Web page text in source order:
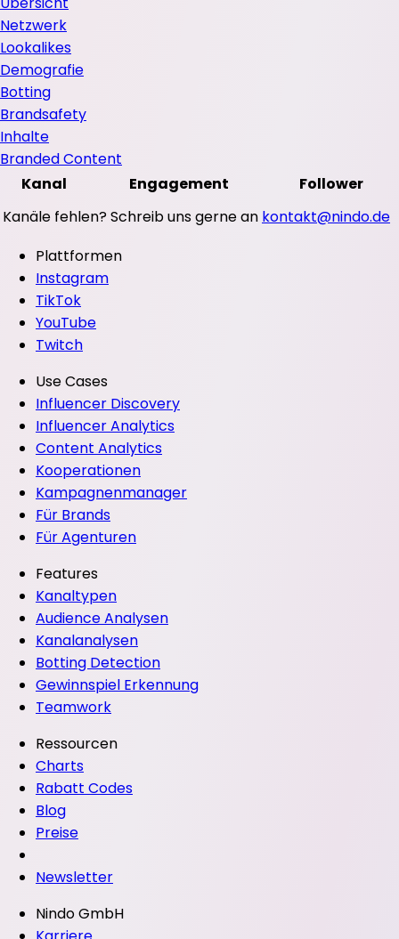
Netzwerk
Lookalikes
Demografie
Botting
Brandsafety
Inhalte
Branded Content
Kanal
Engagement
Follower
Kanäle fehlen? Schreib uns gerne an kontakt@nindo.de
Plattformen
Instagram
TikTok
YouTube
Twitch
Use Cases
Influencer Discovery
Influencer Analytics
Content Analytics
Kooperationen
Kampagnenmanager
Für Brands
Für Agenturen
Features
Kanaltypen
Audience Analysen
Kanalanalysen
Botting Detection
Gewinnspiel Erkennung
Teamwork
Ressourcen
Charts
Rabatt Codes
Blog
Preise
Newsletter
Nindo GmbH